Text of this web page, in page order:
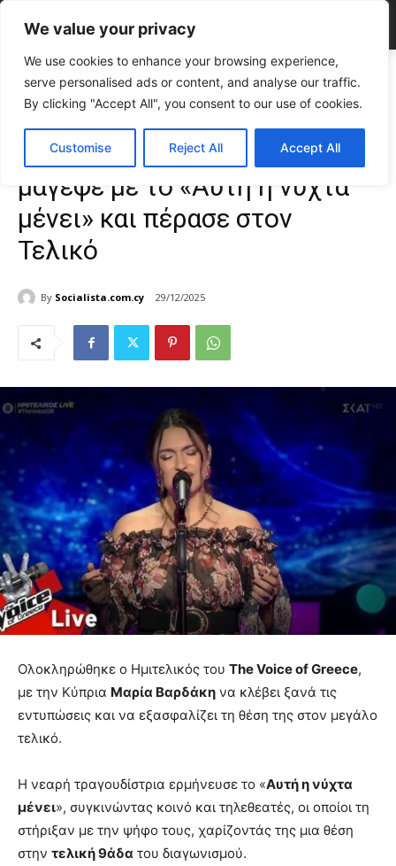
We value your privacy
We use cookies to enhance your browsing experience,
serve personalised ads or content, and analyse our traffic.
By clicking "Accept All", you consent to our use of cookies.
Customise Reject All Accept All
Home CELEBRITIES
Voice: Η Μαρία Βαρδάκη μάγεψε με το «Αυτή η
νύχτα μένει» και...
Voice: Η Μαρία Βαρδάκη
μάγεψε με το «Αυτή η νύχτα
μένει» και πέρασε στον
Τελικό
By Socialista.com.cy 29/12/2025
Ολοκληρώθηκε ο Ημιτελικός του The Voice of Greece,
με την Κύπρια Μαρία Βαρδάκη να κλέβει ξανά τις
εντυπώσεις και να εξασφαλίζει τη θέση της στον μεγάλο
τελικό.
Η νεαρή τραγουδίστρια ερμήνευσε το «Αυτή η νύχτα
μένει», συγκινώντας κοινό και τηλεθεατές, οι οποίοι τη
στήριξαν με την ψήφο τους, χαρίζοντάς της μια θέση
στην τελική 9άδα του διαγωνισμού.